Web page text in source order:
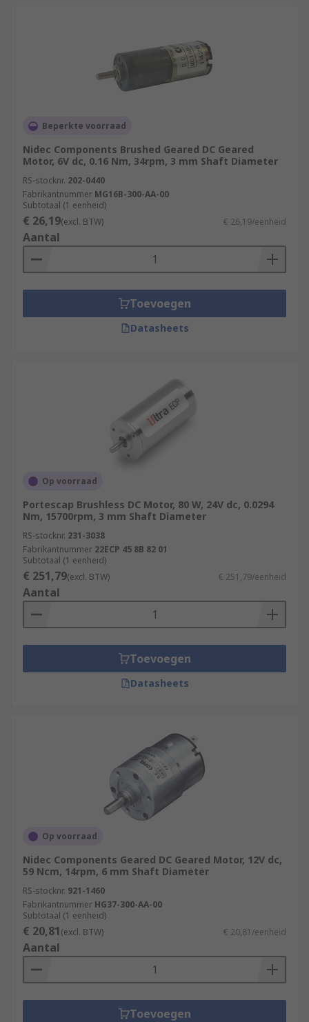
Beperkte voorraad
Nidec Components Brushed Geared DC Geared
Motor, 6V dc, 0.16 Nm, 34rpm, 3 mm Shaft Diameter
RS-stocknr. 202-0440
Fabrikantnummer MG16B-300-AA-00
Subtotaal (1 eenheid)
€ 26,19(excl. BTW) € 26,19/eenheid
Aantal
Toevoegen
Datasheets
Op voorraad
Portescap Brushless DC Motor, 80 W, 24V dc, 0.0294
Nm, 15700rpm, 3 mm Shaft Diameter
RS-stocknr. 231-3038
Fabrikantnummer 22ECP 45 8B 82 01
Subtotaal (1 eenheid)
€ 251,79(excl. BTW) € 251,79/eenheid
Aantal
Toevoegen
Datasheets
Op voorraad
Nidec Components Geared DC Geared Motor, 12V dc,
59 Ncm, 14rpm, 6 mm Shaft Diameter
RS-stocknr. 921-1460
Fabrikantnummer HG37-300-AA-00
Subtotaal (1 eenheid)
€ 20,81(excl. BTW) € 20,81/eenheid
Aantal
Toevoegen